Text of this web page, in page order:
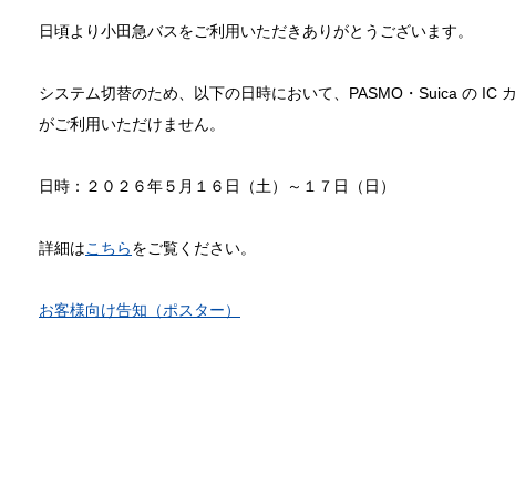
日頃より小田急バスをご利用いただきありがとうございます。
システム切替のため、以下の日時において、PASMO・Suica の IC
がご利用いただけません。
日時：２０２６年５月１６日（土）～１７日（日）
詳細はこちらをご覧ください。
お客様向け告知（ポスター）